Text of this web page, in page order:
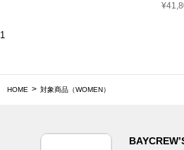
1
HOME 対象商品（WOMEN）